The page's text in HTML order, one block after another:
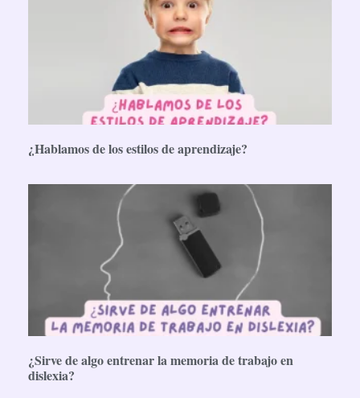
¿Hablamos de los estilos de aprendizaje?
¿Sirve de algo entrenar la memoria de trabajo en
dislexia?